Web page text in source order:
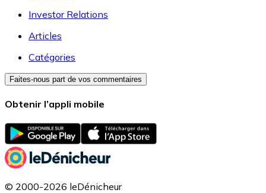
Investor Relations
Articles
Catégories
Faites-nous part de vos commentaires
Obtenir l’appli mobile
© 2000-2026 leDénicheur